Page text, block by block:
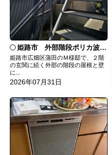
姫路市 外部階段ポリカ波板張替工事
姫路市広畑区蒲田のＭ様邸で、２階
の玄関に続く外部の階段の屋根と壁
に...
2026年07月31日